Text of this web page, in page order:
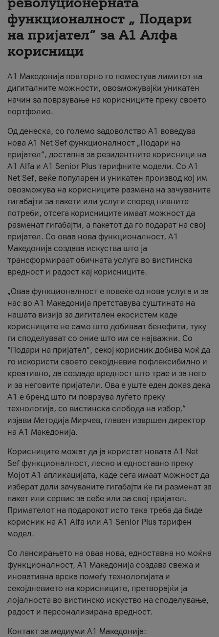
За нас
#ПодобарОнлајн
функционалност „ Подари
на пријател“ за А1 Алфа
корисници
А1 Македонија повторно го поместува лимитот на
дигиталните можности, овозможувајќи уникатен
начин за поврзување на корисниците преку своето
портфолио.
Од денеска, со големо задоволство А1 воведува
нова A1 Net Sef функционалност „Подари на
пријател“, достапна за резидентните корисници на
А1 Alfa и A1 Senior Plus тарифните модели. Со A1
Net Sef, веќе популарен и уникатен производ кој им
овозможува на корисниците размена на зачуваните
гигабајти за пакети или услуги според нивните
потреби, отсега корисниците имаат можност да
разменат гигабајти, а пакетот да го подарат на свој
пријател. Со оваа нова функционалност, А1
Македонија создава искуства што ја
трансформираат обичната услуга во вистинска
вредност и радост кај корисниците.
„Оваа функционалност е повеќе од нова услуга и за
нас во А1 Македонија претставува суштината на
нашата визија за дигитален екосистем каде
корисниците не само што добиваат бенефити, туку
ги споделуваат со оние што им се најважни. Со
“Подари на пријател”, секој корисник добива моќ да
го искористи своето секојдневие пофлексибилно и
креативно, да создаде вредност што трае и за него
и за неговите пријатели. Ова е уште еден доказ дека
А1 е бренд што ги поврзува луѓето преку
технологија, со вистинска слобода на избор,“
изјави Методија Мирчев, главен извршен директор
на А1 Македонија.
Корисниците можат да ја користат новата А1 Net
Sef функционалност, лесно и едноставно преку
Мојот А1 апликацијата, каде сега имаат можност да
изберат дали зачуваните гигабајти ќе ги разменат за
пакет или сервис за себе или за свој пријател.
Примателот на подарокот исто така треба да биде
корисник на А1 Alfa или A1 Senior Plus тарифен
модел.
Со лансирањето на оваа нова, едноставна но моќна
функционалност, А1 Македонија создава свежа и
иновативна врска помеѓу технологијата и
секојдневието на корисниците, претворајќи ја
лојалноста во вистинско искуство на споделување,
радост и персонализирана вредност.
Контакт за медиуми А1 Македонија: